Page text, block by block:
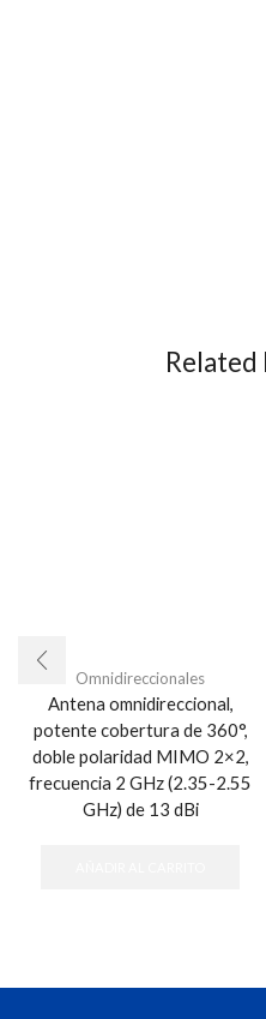
Omnidireccionales
Antena omnidireccional,
potente cobertura de 360°,
doble polaridad MIMO 2×2,
frecuencia 2 GHz (2.35-2.55
GHz) de 13 dBi